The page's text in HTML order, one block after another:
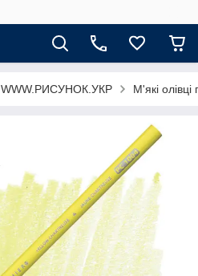
WWW.РИСУНОК.УКР М'які